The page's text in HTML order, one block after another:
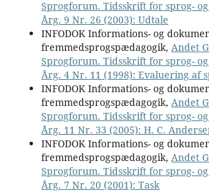
Sprogforum. Tidsskrift for sprog-
Årg. 9 Nr. 26 (2003): Udtale
INFODOK Informations- og
fremmedsprogspædagogik, Andet
Sprogforum. Tidsskrift for sprog-
Årg. 4 Nr. 11 (1998): Evaluering af
INFODOK Informations- og
fremmedsprogspædagogik, Andet
Sprogforum. Tidsskrift for sprog-
Årg. 11 Nr. 33 (2005): H. C.
INFODOK Informations- og
fremmedsprogspædagogik, Andet
Sprogforum. Tidsskrift for sprog-
Årg. 7 Nr. 20 (2001): Task